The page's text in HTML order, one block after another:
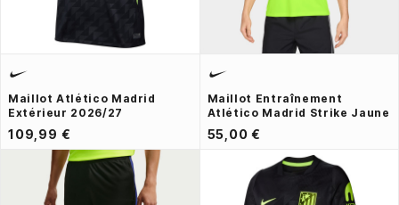
Maillot Atlético Madrid
Extérieur 2026/27
109,99 €
Maillot Entraînement
Atlético Madrid Strike Jaune
55,00 €